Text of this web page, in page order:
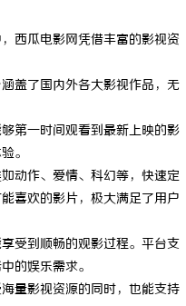
西瓜电影网凭借丰富的影视资
盖了国内外各大影视作品，无
第一时间观看到最新上映的影
。
动作、爱情、科幻等，快速定
喜欢的影片，极大满足了用户
受到顺畅的观影过程。平台支
的娱乐需求。
量影视资源的同时，也能支持